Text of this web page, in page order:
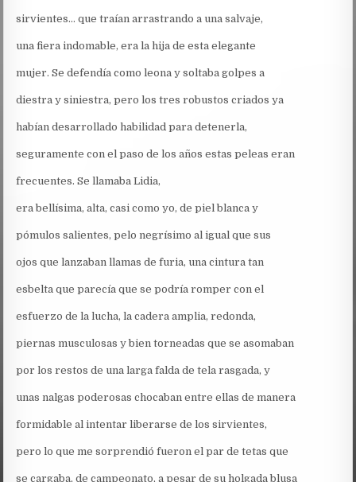
sirvientes… que traían arrastrando a una salvaje,
una fiera indomable, era la hija de esta elegante
mujer. Se defendía como leona y soltaba golpes a
diestra y siniestra, pero los tres robustos criados ya
habían desarrollado habilidad para detenerla,
seguramente con el paso de los años estas peleas eran
frecuentes. Se llamaba Lidia,
era bellísima, alta, casi como yo, de piel blanca y
pómulos salientes, pelo negrísimo al igual que sus
ojos que lanzaban llamas de furia, una cintura tan
esbelta que parecía que se podría romper con el
esfuerzo de la lucha, la cadera amplia, redonda,
piernas musculosas y bien torneadas que se asomaban
por los restos de una larga falda de tela rasgada, y
unas nalgas poderosas chocaban entre ellas de manera
formidable al intentar liberarse de los sirvientes,
pero lo que me sorprendió fueron el par de tetas que
se cargaba, de campeonato, a pesar de su holgada blusa